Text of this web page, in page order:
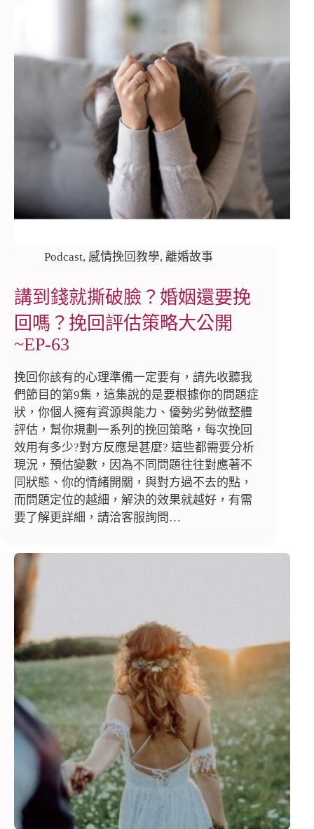
Podcast, 感情挽回教學, 離婚故事
講到錢就撕破臉？婚姻還要挽
回嗎？挽回評估策略大公開
~EP-63
挽回你該有的心理準備一定要有，請先收聽我
們節目的第9集，這集說的是要根據你的問題症
狀，你個人擁有資源與能力、優勢劣勢做整體
評估，幫你規劃一系列的挽回策略，每次挽回
效用有多少?對方反應是甚麼? 這些都需要分析
現況，預估變數，因為不同問題往往對應著不
同狀態、你的情緒開關，與對方過不去的點，
而問題定位的越細，解決的效果就越好，有需
要了解更詳細，請洽客服詢問…